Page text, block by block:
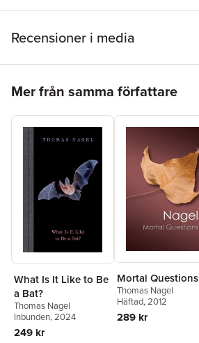
Recensioner i media
Mer från samma författare
What Is It Like to Be
a Bat?
Thomas Nagel
Inbunden, 2024
249 kr
Mortal Questions
Thomas Nagel
Häftad, 2012
289 kr